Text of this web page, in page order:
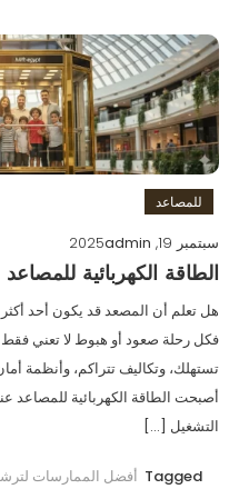
للمصاعد
سبتمبر 19, 2025
admin
الطاقة الكهربائية للمصاعد
هل تعلم أن المصعد قد يكون أحد
فكل رحلة صعود أو هبوط لا تعني فقط
تستهلك، وتكاليف تتراكم، وأنظمة
أصبحت الطاقة الكهربائية
التشغيل […]
Tagged أفضل الممارسات